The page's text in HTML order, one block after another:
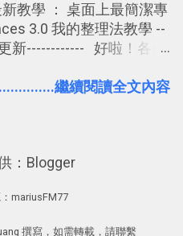
長度！就這樣反覆慢慢
就能讓一個東西成為腦
憶。 問題是，當我們一
考試問題時，自己手動進
自動產生記憶練習題，這
」 。
教學 ： 桌面上最簡潔專
3.0 我的整理法教學 --
新------------ 好啦！各位
款我個人非常愛用的免費
費的 ，舊版本Fences0.99
官網公告，下個月還會在
出進階付費的Pro版本。
繼續閱讀全文內容
：Blogger
mariusFM77
撰寫，如需轉載，請聯繫